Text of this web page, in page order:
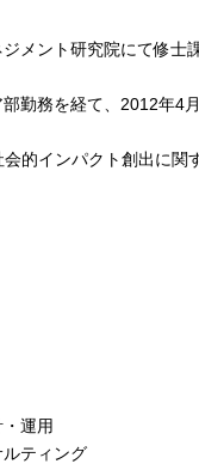
メント研究院にて修士
務を経て、2012年4
的インパクト創出に関
運用
ルティング